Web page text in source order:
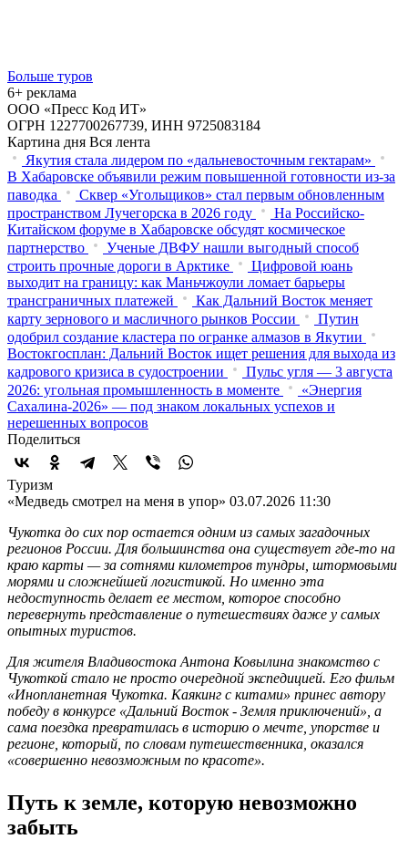
Больше туров
6+ реклама
ООО «Пресс Код ИТ»
ОГРН 1227700267739, ИНН 9725083184
Картина дня Вся лента
Якутия стала лидером по «дальневосточным гектарам»
В Хабаровске объявили режим повышенной готовности из‑за
паводка
Сквер «Угольщиков» стал первым обновленным
пространством Лучегорска в 2026 году
На Российско-
Китайском форуме в Хабаровске обсудят космическое
партнерство
Ученые ДВФУ нашли выгодный способ
строить прочные дороги в Арктике
Цифровой юань
выходит на границу: как Маньчжоули ломает барьеры
трансграничных платежей
Как Дальний Восток меняет
карту зернового и масличного рынков России
Путин
одобрил создание кластера по огранке алмазов в Якутии
Востокгосплан: Дальний Восток ищет решения для выхода из
кадрового кризиса в судостроении
Пульс угля — 3 августа
2026: угольная промышленность в моменте
«Энергия
Сахалина-2026» — под знаком локальных успехов и
нерешенных вопросов
Поделиться
Туризм
«Медведь смотрел на меня в упор» 03.07.2026 11:30
Чукотка до сих пор остается одним из самых загадочных
регионов России. Для большинства она существует где-то на
краю карты — за сотнями километров тундры, штормовыми
морями и сложнейшей логистикой. Но именно эта
недоступность делает ее местом, которое способно
перевернуть представление о путешествиях даже у самых
опытных туристов.
Для жителя Владивостока Антона Ковылина знакомство с
Чукоткой стало не просто очередной экспедицией. Его фильм
«Инопланетная Чукотка. Каякинг с китами» принес автору
победу в конкурсе «Дальний Восток - Земля приключений», а
сама поездка превратилась в историю о мечте, упорстве и
регионе, который, по словам путешественника, оказался
«совершенно невозможным по красоте».
Путь к земле, которую невозможно
забыть